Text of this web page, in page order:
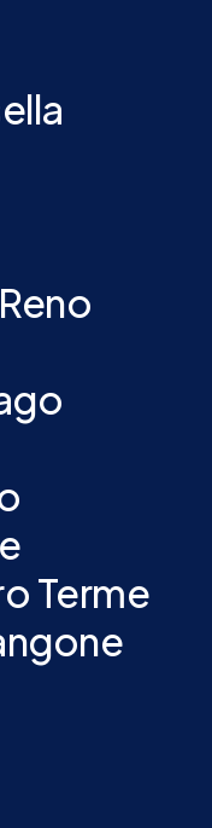
Terme